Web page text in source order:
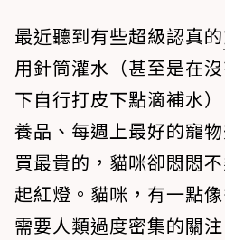
最近聽到有些超級認真的
用針筒灌水（甚至是在
下自行打皮下點滴補水
養品、每週上最好的寵
買最貴的，貓咪卻悶悶
起紅燈。貓咪，有一點
需要人類過度密集的關